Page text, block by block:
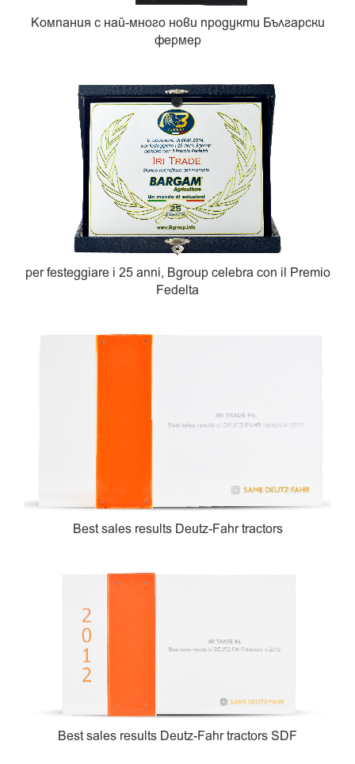
Компания с най-много нови продукти Български
фермер
per festeggiare i 25 anni, Bgroup celebra con il Premio
Fedelta
Best sales results Deutz-Fahr tractors
Best sales results Deutz-Fahr tractors SDF